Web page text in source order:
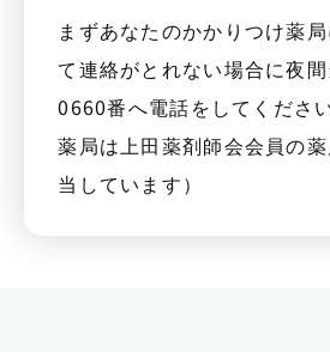
まずあなたのかかりつけ薬
て連絡がとれない場合に夜
0660番へ電話をしてくださ
薬局は上田薬剤師会会員の
当しています）